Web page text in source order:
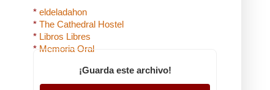
* eldeladahon
* The Cathedral Hostel
* Libros Libres
* Memoria Oral
¡Guarda este archivo!